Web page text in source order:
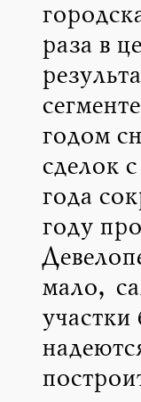
раза в
годом
сделок
года
году
мало,